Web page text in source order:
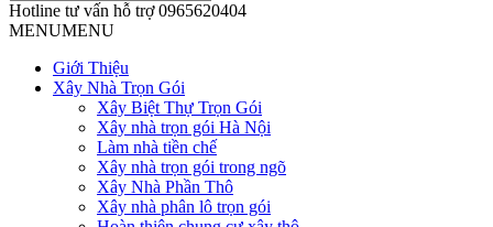
Hotline tư vấn hỗ trợ 0965620404
MENUMENU
Giới Thiệu
Xây Nhà Trọn Gói
Xây Biệt Thự Trọn Gói
Xây nhà trọn gói Hà Nội
Làm nhà tiền chế
Xây nhà trọn gói trong ngõ
Xây Nhà Phần Thô
Xây nhà phân lô trọn gói